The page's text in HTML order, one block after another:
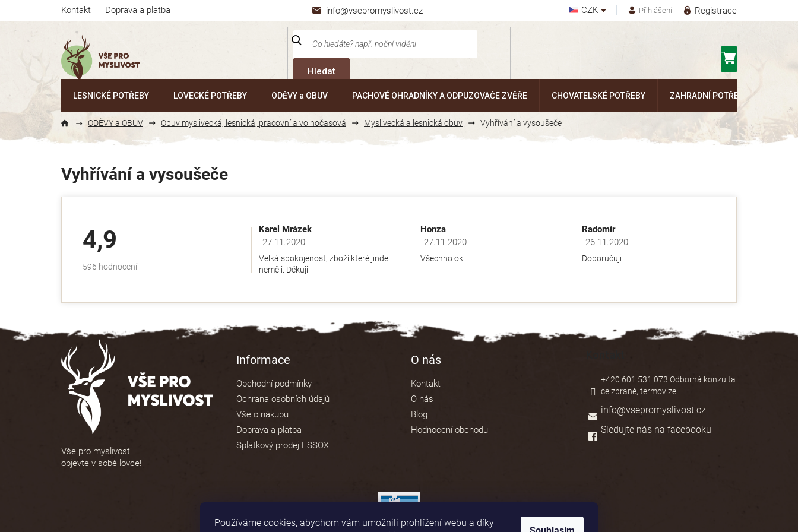
Používáme cookies, abychom vám umožnili prohlížení webu a díky
info@vsepromyslivost.cz
Kontakt Doprava a platba CZK Registrace
Přihlášení
Hledat
LESNICKÉ POTŘEBY LOVECKÉ POTŘEBY ODĚVY a OBUV PACHOVÉ OHRADNÍKY A ODPUZOVAČE ZVĚŘE CHOVATELSKÉ POTŘEBY ZAHRADNÍ POTŘEBY
ODĚVY a OBUV Obuv myslivecká, lesnická, pracovní a volnočasová Myslivecká a lesnická obuv Vyhřívání a vysoušeče
Vyhřívání a vysoušeče
4,9
Průměrné
5
hvězdiček.
596 hodnocení
Karel Mrázek
Hodnocení obchodu je 5 z 5 hvězdiček.
27.11.2020
Velká spokojenost, zboží které jinde
neměli. Děkuji
Honza
Hodnocení obchodu je 5 z 5 hvězdiček.
27.11.2020
Všechno ok.
Radomír
Hodnocení obchodu je 5 z 5 hvězdiček.
26.11.2020
Doporučuji
Vše pro myslivost
objevte v sobě lovce!
Informace
Obchodní podmínky
Ochrana osobních údajů
Vše o nákupu
Doprava a platba
Splátkový prodej ESSOX
O nás
Kontakt
O nás
Blog
Hodnocení obchodu
info@vsepromyslivost.cz
+420 601 531 073 Odborná konzulta
ce zbraně, termovize
Sledujte nás na facebooku